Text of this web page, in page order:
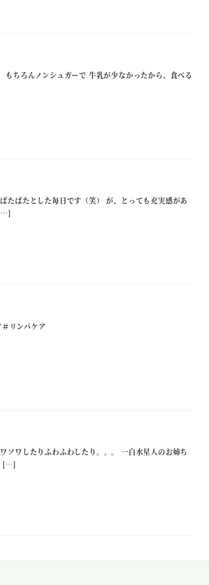
ちろんノンシュガーで 牛乳が少なかったから、食べる
たばたとした毎日です（笑） が、とっても充実感があ
リンパケア
ソワしたりふわふわしたり。。。 一白水星人のお姉ち
[…]